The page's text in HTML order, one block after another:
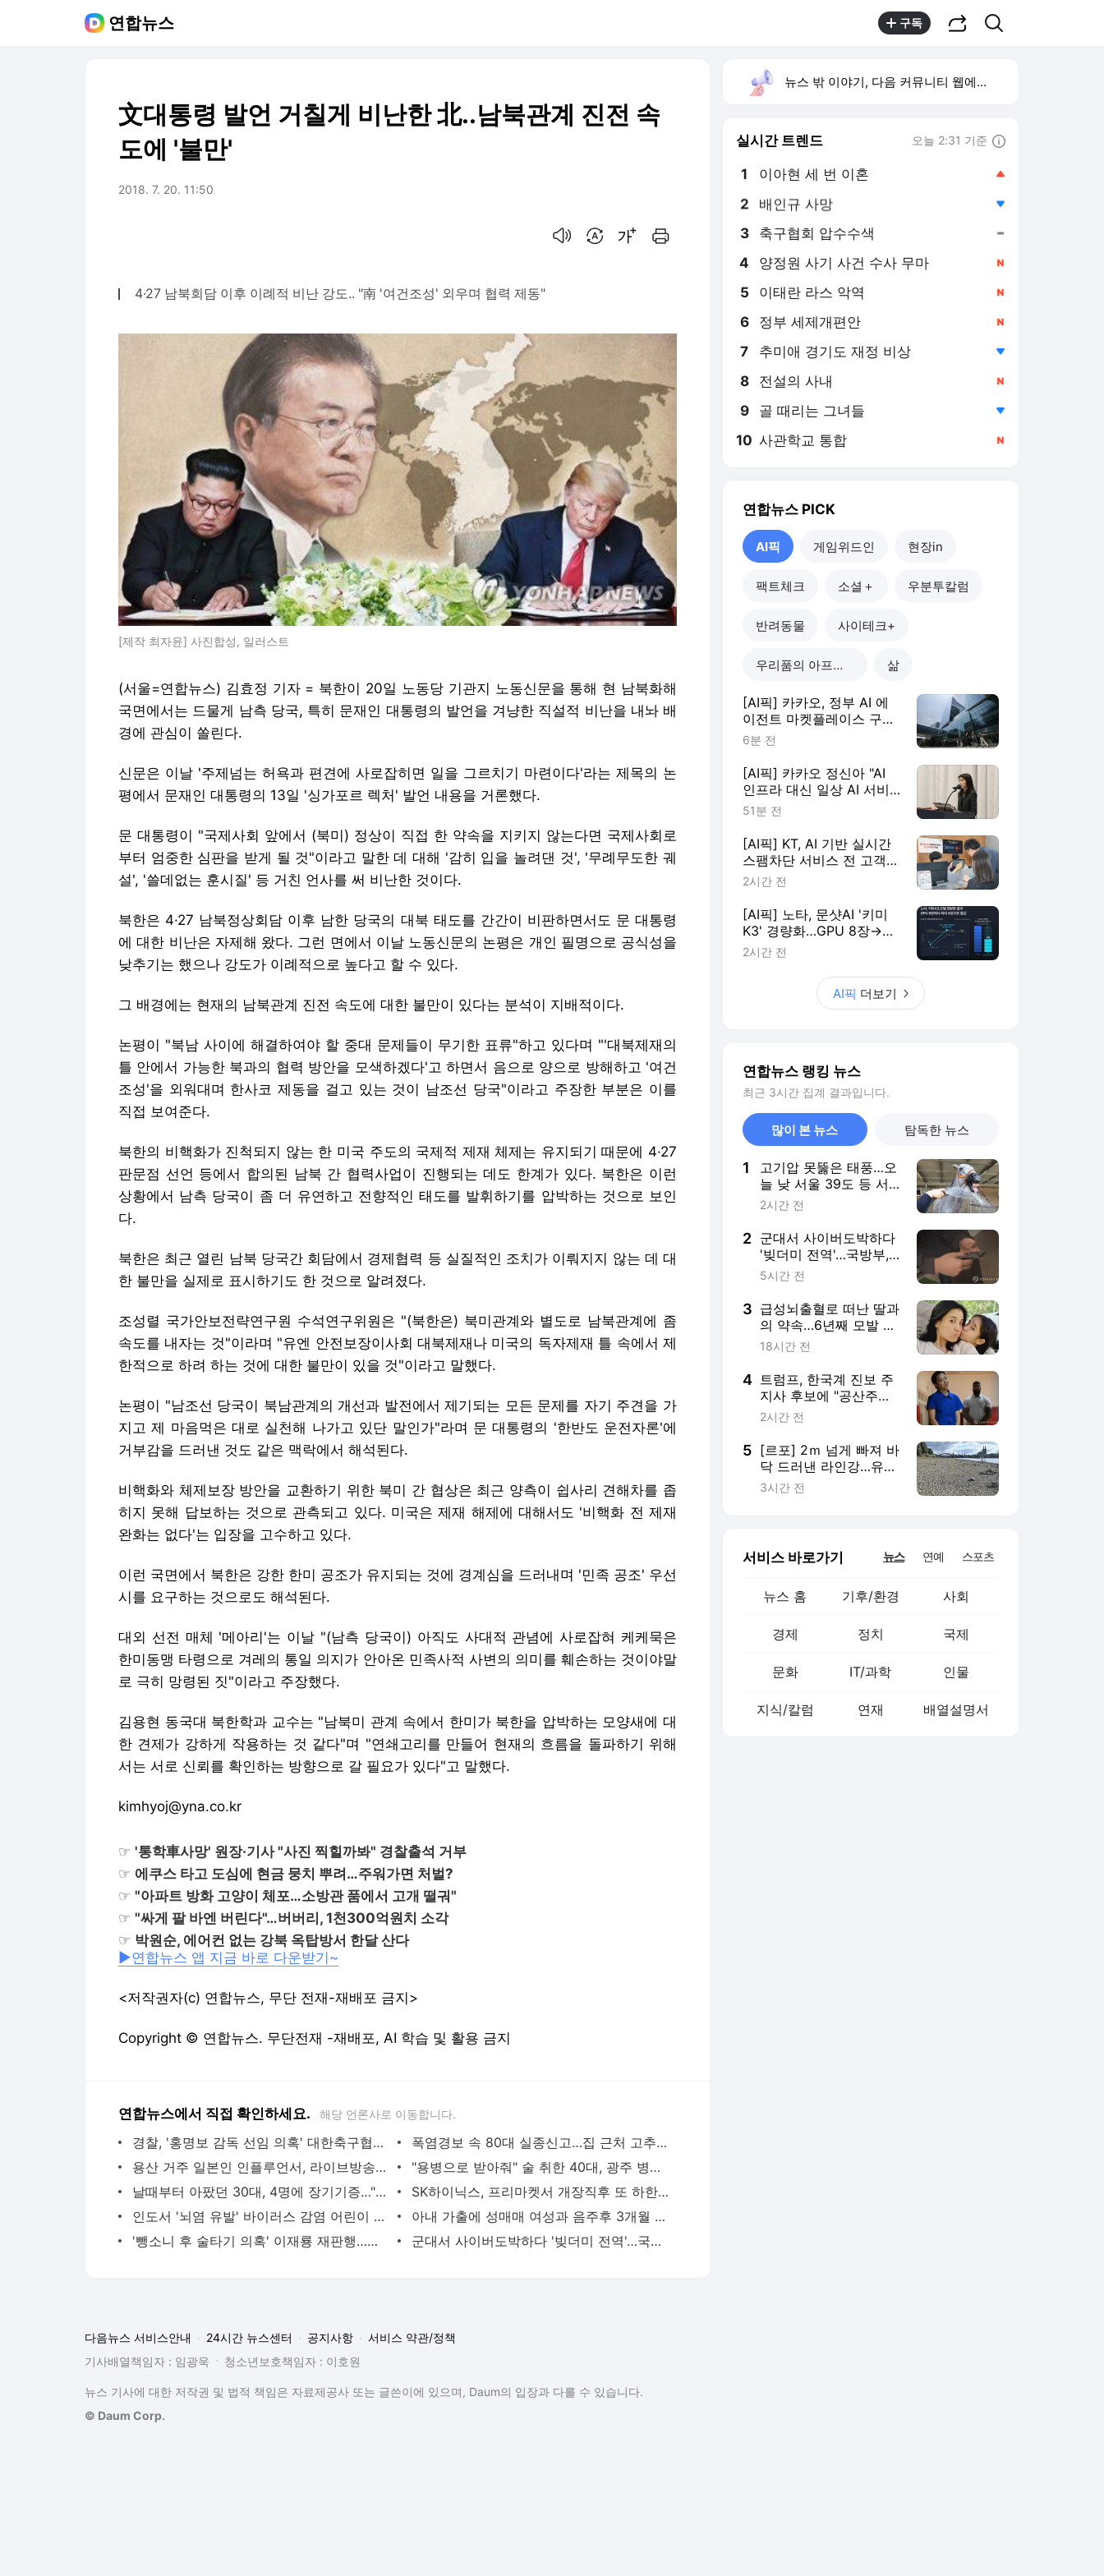
연합뉴스 구독
文대통령 발언 거칠게 비난한 北..남북관계 진전 속
도에 '불만'
2018. 7. 20. 11:50
4·27 남북회담 이후 이례적 비난 강도.. "南 '여건조성' 외우며 협력 제동"
[제작 최자윤] 사진합성, 일러스트
(서울=연합뉴스) 김효정 기자 = 북한이 20일 노동당 기관지 노동신문을 통해 현 남북화해
국면에서는 드물게 남측 당국, 특히 문재인 대통령의 발언을 겨냥한 직설적 비난을 내놔 배
경에 관심이 쏠린다.
신문은 이날 '주제넘는 허욕과 편견에 사로잡히면 일을 그르치기 마련이다'라는 제목의 논
평에서 문재인 대통령의 13일 '싱가포르 렉처' 발언 내용을 거론했다.
문 대통령이 "국제사회 앞에서 (북미) 정상이 직접 한 약속을 지키지 않는다면 국제사회로
부터 엄중한 심판을 받게 될 것"이라고 말한 데 대해 '감히 입을 놀려댄 것', '무례무도한 궤
설', '쓸데없는 훈시질' 등 거친 언사를 써 비난한 것이다.
북한은 4·27 남북정상회담 이후 남한 당국의 대북 태도를 간간이 비판하면서도 문 대통령
에 대한 비난은 자제해 왔다. 그런 면에서 이날 노동신문의 논평은 개인 필명으로 공식성을
낮추기는 했으나 강도가 이례적으로 높다고 할 수 있다.
그 배경에는 현재의 남북관계 진전 속도에 대한 불만이 있다는 분석이 지배적이다.
논평이 "북남 사이에 해결하여야 할 중대 문제들이 무기한 표류"하고 있다며 "'대북제재의
틀 안에서 가능한 북과의 협력 방안을 모색하겠다'고 하면서 음으로 양으로 방해하고 '여건
조성'을 외워대며 한사코 제동을 걸고 있는 것이 남조선 당국"이라고 주장한 부분은 이를
직접 보여준다.
북한의 비핵화가 진척되지 않는 한 미국 주도의 국제적 제재 체제는 유지되기 때문에 4·27
판문점 선언 등에서 합의된 남북 간 협력사업이 진행되는 데도 한계가 있다. 북한은 이런
상황에서 남측 당국이 좀 더 유연하고 전향적인 태도를 발휘하기를 압박하는 것으로 보인
다.
북한은 최근 열린 남북 당국간 회담에서 경제협력 등 실질적인 조치가 이뤄지지 않는 데 대
한 불만을 실제로 표시하기도 한 것으로 알려졌다.
조성렬 국가안보전략연구원 수석연구위원은 "(북한은) 북미관계와 별도로 남북관계에 좀
속도를 내자는 것"이라며 "유엔 안전보장이사회 대북제재나 미국의 독자제재 틀 속에서 제
한적으로 하려 하는 것에 대한 불만이 있을 것"이라고 말했다.
논평이 "남조선 당국이 북남관계의 개선과 발전에서 제기되는 모든 문제를 자기 주견을 가
지고 제 마음먹은 대로 실천해 나가고 있단 말인가"라며 문 대통령의 '한반도 운전자론'에
거부감을 드러낸 것도 같은 맥락에서 해석된다.
비핵화와 체제보장 방안을 교환하기 위한 북미 간 협상은 최근 양측이 쉽사리 견해차를 좁
히지 못해 답보하는 것으로 관측되고 있다. 미국은 제재 해제에 대해서도 '비핵화 전 제재
완화는 없다'는 입장을 고수하고 있다.
이런 국면에서 북한은 강한 한미 공조가 유지되는 것에 경계심을 드러내며 '민족 공조' 우선
시를 요구하는 것으로도 해석된다.
대외 선전 매체 '메아리'는 이날 "(남측 당국이) 아직도 사대적 관념에 사로잡혀 케케묵은
한미동맹 타령으로 겨레의 통일 의지가 안아온 민족사적 사변의 의미를 훼손하는 것이야말
로 극히 망령된 짓"이라고 주장했다.
김용현 동국대 북한학과 교수는 "남북미 관계 속에서 한미가 북한을 압박하는 모양새에 대
한 견제가 강하게 작용하는 것 같다"며 "연쇄고리를 만들어 현재의 흐름을 돌파하기 위해
서는 서로 신뢰를 확인하는 방향으로 갈 필요가 있다"고 말했다.
kimhyoj@yna.co.kr
☞ '통학車사망' 원장·기사 "사진 찍힐까봐" 경찰출석 거부
☞ 에쿠스 타고 도심에 현금 뭉치 뿌려…주워가면 처벌?
☞ "아파트 방화 고양이 체포…소방관 품에서 고개 떨궈"
☞ "싸게 팔 바엔 버린다"…버버리, 1천300억원치 소각
☞ 박원순, 에어컨 없는 강북 옥탑방서 한달 산다
▶연합뉴스 앱 지금 바로 다운받기~
<저작권자(c) 연합뉴스, 무단 전재-재배포 금지>
Copyright © 연합뉴스. 무단전재 -재배포, AI 학습 및 활용 금지
연합뉴스에서 직접 확인하세요. 해당 언론사로 이동합니다.
경찰, '홍명보 감독 선임 의혹' 대한축구협회 압수수색 | 연합뉴스
폭염경보 속 80대 실종신고…집 근처 고추밭서 숨진 채 발견 | 연합뉴스
용산 거주 일본인 인플루언서, 라이브방송 도중 사망 | 연합뉴스
"용병으로 받아줘" 술 취한 40대, 광주 병무청 주차장서 난동 | 연합뉴스
날때부터 아팠던 30대, 4명에 장기기증…"너를 키우며 행복했어" | 연합뉴스
SK하이닉스, 프리마켓서 개장직후 또 하한가…시초가 논란 지속 | 연합뉴스
인도서 '뇌염 유발' 바이러스 감염 어린이 22명 사망 | 연합뉴스
아내 가출에 성매매 여성과 음주후 3개월 아들 살해한 30대 중형 | 연합뉴스
'뺑소니 후 술타기 의혹' 이재룡 재판행…음주운전 혐의는 제외 | 연합뉴스
군대서 사이버도박하다 '빚더미 전역'…국방부, 자진신고제 검토 | 연합뉴스
뉴스 밖 이야기, 다음 커뮤니티 웹에서 보기
실시간 트렌드 오늘 2:31 기준
1 이아현 세 번 이혼
2 배인규 사망
3 축구협회 압수수색
4 양정원 사기 사건 수사 무마
5 이태란 라스 악역
6 정부 세제개편안
7 추미애 경기도 재정 비상
8 전설의 사내
9 골 때리는 그녀들
10 사관학교 통합
연합뉴스 PICK
AI픽 게임위드인 현장in
팩트체크 소셜＋ 우분투칼럼
반려동물 사이테크+
우리품의 아프리카인 삶
[AI픽] 카카오, 정부 AI 에
이전트 마켓플레이스 구축
한다
6분 전
[AI픽] 카카오 정신아 "AI
인프라 대신 일상 AI 서비
스에 집중"
51분 전
[AI픽] KT, AI 기반 실시간
스팸차단 서비스 전 고객
확대
2시간 전
[AI픽] 노타, 문샷AI '키미
K3' 경량화…GPU 8장→4
장 줄여
2시간 전
AI픽 더보기
연합뉴스 랭킹 뉴스
최근 3시간 집계 결과입니다.
많이 본 뉴스 탐독한 뉴스
1
고기압 못뚫은 태풍…오
늘 낮 서울 39도 등 서
쪽 기록적 폭염
2시간 전
2 군대서 사이버도박하다
'빚더미 전역'…국방부,
자진신고제 검토
5시간 전
3 급성뇌출혈로 떠난 딸과
의 약속…6년째 모발 기
부하는 경찰관
18시간 전
4 트럼프, 한국계 진보 주
지사 후보에 "공산주의"
색깔론 공세
2시간 전
5 [르포] 2ｍ 넘게 빠져 바
닥 드러낸 라인강…유럽
의 대동맥이 말랐다
3시간 전
서비스 바로가기 뉴스 연예 스포츠
뉴스 홈 기후/환경 사회
경제 정치 국제
문화 IT/과학 인물
지식/칼럼 연재 배열설명서
다음뉴스 서비스안내 24시간 뉴스센터 공지사항
서비스 약관/정책
기사배열책임자 : 임광욱
청소년보호책임자 : 이호원
뉴스 기사에 대한 저작권 및 법적 책임은 자료제공사 또는 글쓴이에 있으며, Daum의 입장과 다를 수 있습니다.
© Daum Corp.